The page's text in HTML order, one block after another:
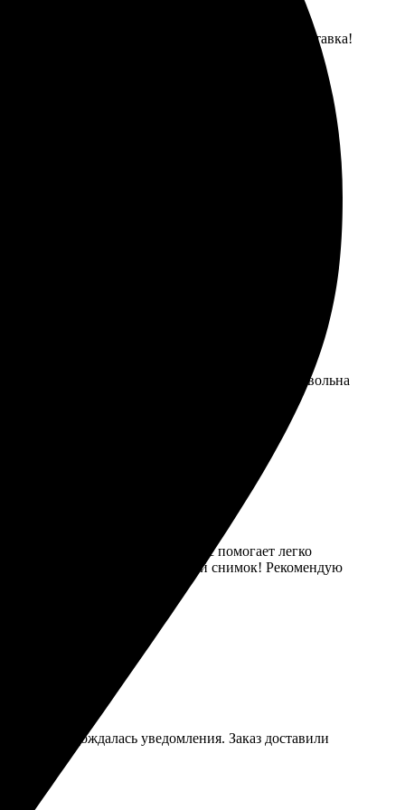
— качественная печать и своевременная доставка!
подходящий вариант. Доволен результатом.
Качество обалденное, цвета яркие. Довольна
фото. Удобный интерфейс помогает легко
держать в руках готовый снимок! Рекомендую
дождалась уведомления. Заказ доставили